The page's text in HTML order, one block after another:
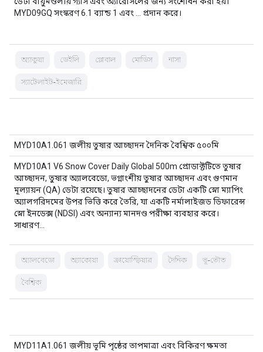
MYD09GQ সংস্করণ 6.1 ব্যান্ড 1 এবং … প্রদান করে।
অ্যাকুয়া ডেইলি গ্লোবাল মোডিস নাসা
স্যাটেলাইট-ইমেজারি
MYD10A1.061 জলীয় তুষার আচ্ছাদন দৈনিক বৈশ্বিক ৫০০মি
MYD10A1 V6 Snow Cover Daily Global 500m প্রোডাক্টটিতে তুষার
আচ্ছাদন, তুষার অ্যালবেডো, ভগ্নাংশীয় তুষার আচ্ছাদন এবং গুণমান
মূল্যায়ন (QA) ডেটা রয়েছে। তুষার আচ্ছাদনের ডেটা একটি স্নো ম্যাপিং
অ্যালগরিদমের উপর ভিত্তি করে তৈরি, যা একটি নর্মালাইজড ডিফারেন্স
স্নো ইনডেক্স (NDSI) এবং অন্যান্য মানদণ্ড পরীক্ষা ব্যবহার করে।
সাধারণ…
অ্যালবেডো অ্যাকোয়া ক্রায়োস্ফিয়ার দৈনিক ভূ-ভৌত
বৈশ্বিক
MYD11A1.061 জলীয় ভূমি পৃষ্ঠের তাপমাত্রা এবং বিকিরণ ক্ষমতা